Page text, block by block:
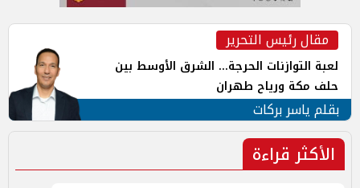
مقال رئيس التحرير
لعبة التوازنات الحرجة... الشرق الأوسط بين
حلف مكة ورياح طهران
بقلم ياسر بركات
الأكثر قراءة